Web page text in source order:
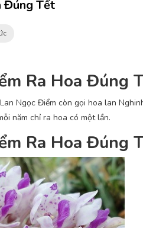
Đúng Tết
Ra Hoa Đúng
Ngọc Điểm còn gọi hoa lan
năm chỉ ra hoa có một lần.
Ra Hoa Đúng